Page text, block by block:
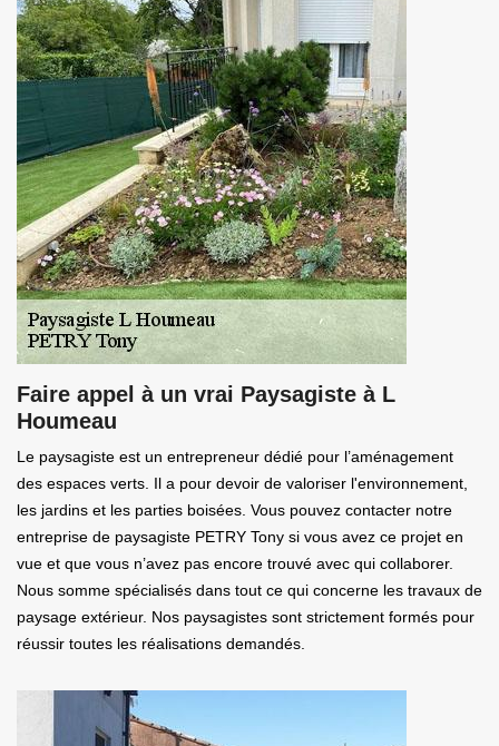
Faire appel à un vrai Paysagiste à L
Houmeau
Le paysagiste est un entrepreneur dédié pour l’aménagement
des espaces verts. Il a pour devoir de valoriser l'environnement,
les jardins et les parties boisées. Vous pouvez contacter notre
entreprise de paysagiste PETRY Tony si vous avez ce projet en
vue et que vous n’avez pas encore trouvé avec qui collaborer.
Nous somme spécialisés dans tout ce qui concerne les travaux de
paysage extérieur. Nos paysagistes sont strictement formés pour
réussir toutes les réalisations demandés.